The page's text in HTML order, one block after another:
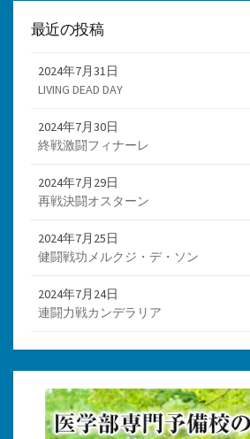
最近の投稿
2024年7月31日
LIVING DEAD DAY
2024年7月30日
終戦激闘フィナーレ
2024年7月29日
再戦決闘オスターン
2024年7月25日
健闘戦功メルクジ・デ・ソン
2024年7月24日
連闘力戦カンデラリア